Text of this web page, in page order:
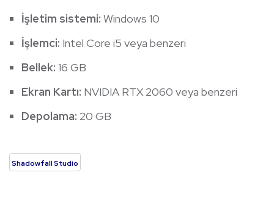
İşletim sistemi: Windows 10
İşlemci: Intel Core i5 veya benzeri
Bellek: 16 GB
Ekran Kartı: NVIDIA RTX 2060 veya benzeri
Depolama: 20 GB
Shadowfall Studio